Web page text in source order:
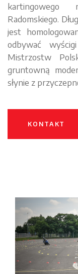
kartingowego
Radomskiego.
jest
odbywać
Mistrzostw
gruntowną
słynie z
KONTAKT